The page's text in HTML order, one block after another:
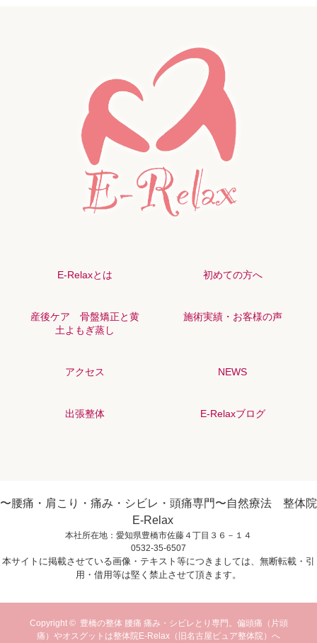
E-Relaxとは 初めての方へ
産後ケア 骨盤矯正と黄
土よもぎ蒸し
施術実績・お客様の声
アクセス NEWS
出張整体 E-Relaxブログ
〜腰痛・肩こり・痛み・シビレ・頭痛専門〜自然療法 整体院
E-Relax
本社所在地：愛知県豊橋市佐藤４丁目３６－１４
0532-35-6507
本サイトに掲載させている画像・テキスト等につきましては、無断転載・引
用・借用等は堅く禁止させて頂きます。
Copyright © 豊橋の整体 腰痛 痛み・シビレとり専門。偏頭痛（片頭
痛）やオスグットは整体院E-Relax（旧名古屋ピュア整体院）へ